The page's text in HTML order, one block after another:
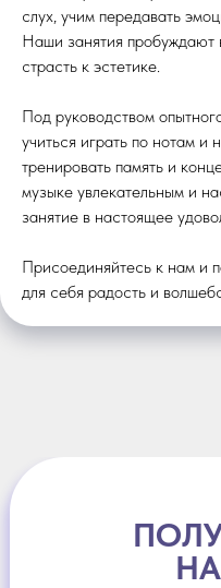
слух, учим передавать
Наши занятия пробуждают
страсть к эстетике.
Под руководством
учиться играть по нотам и
тренировать память и
музыке увлекательным и
занятие в настоящее
Присоединяйтесь к нам и
для себя радость и